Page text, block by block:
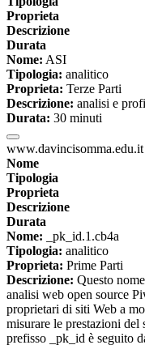
Proprieta
Descrizione
Durata
Nome: ASI
Tipologia: analitico
Proprieta: Terze Parti
Descrizione: analisi e
Durata: 30 minuti
www.davincisomma.edu.it
Nome
Tipologia
Proprieta
Descrizione
Durata
Nome: _pk_id.1.cb4a
Tipologia: analitico
Proprieta: Prime Parti
Descrizione: Questo
analisi web open source
proprietari di siti Web a
misurare le prestazioni
prefisso _pk_id è seguito